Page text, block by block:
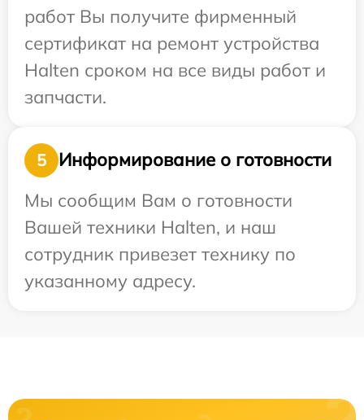
работ Вы получите фирменный
сертификат на ремонт устройства
Halten сроком на все виды работ и
запчасти.
5
Информирование о готовности
Мы сообщим Вам о готовности
Вашей техники Halten, и наш
сотрудник привезет технику по
указанному адресу.